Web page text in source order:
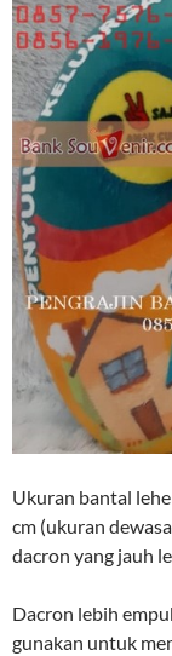
Ukuran bantal
cm (ukuran
dacron yang jauh
Dacron lebih
gunakan untuk